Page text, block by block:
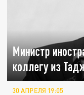
Министр
коллегу из
30 АПРЕЛЯ 19:05